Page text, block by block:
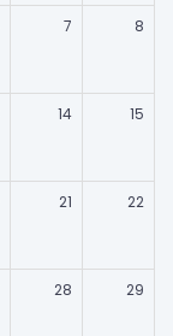
7 8
14 15
21 22
28 29